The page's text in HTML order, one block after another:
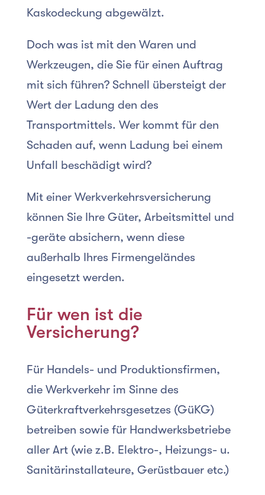
Kaskodeckung abgewälzt.
Doch was ist mit den Waren und
Werkzeugen, die Sie für einen Auftrag
mit sich führen? Schnell übersteigt der
Wert der Ladung den des
Transportmittels. Wer kommt für den
Schaden auf, wenn Ladung bei einem
Unfall beschädigt wird?
Mit einer Werkverkehrsversicherung
können Sie Ihre Güter, Arbeitsmittel und
-geräte absichern, wenn diese
außerhalb Ihres Firmengeländes
eingesetzt werden.
Für wen ist die
Versicherung?
Für Handels- und Produktionsfirmen,
die Werkverkehr im Sinne des
Güterkraftverkehrsgesetzes (GüKG)
betreiben sowie für Handwerksbetriebe
aller Art (wie z.B. Elektro-, Heizungs- u.
Sanitärinstallateure, Gerüstbauer etc.)